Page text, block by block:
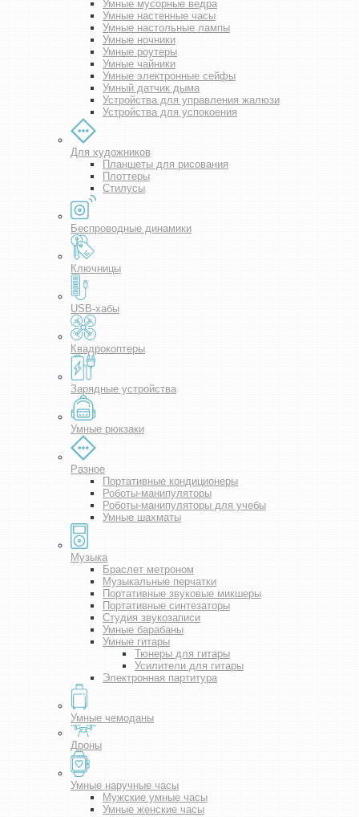
Умные мусорные ведра
Умные настенные часы
Умные настольные лампы
Умные ночники
Умные роутеры
Умные чайники
Умные электронные сейфы
Умный датчик дыма
Устройства для управления жалюзи
Устройства для успокоения
Для художников
Планшеты для рисования
Плоттеры
Стилусы
Беспроводные динамики
Ключницы
USB-хабы
Квадрокоптеры
Зарядные устройства
Умные рюкзаки
Разное
Портативные кондиционеры
Роботы-манипуляторы
Роботы-манипуляторы для учебы
Умные шахматы
Музыка
Браслет метроном
Музыкальные перчатки
Портативные звуковые микшеры
Портативные синтезаторы
Студия звукозаписи
Умные барабаны
Умные гитары
Тюнеры для гитары
Усилители для гитары
Электронная партитура
Умные чемоданы
Дроны
Умные наручные часы
Мужские умные часы
Умные женские часы